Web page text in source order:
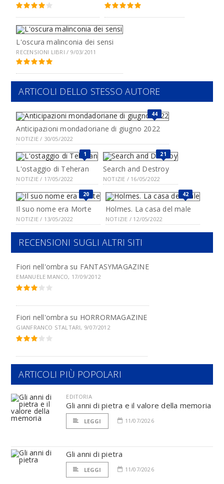
L'oscura malinconia dei sensi
RECENSIONI LIBRI / 9/03/2011
ARTICOLI DELLO STESSO AUTORE
44
Anticipazioni mondadoriane di giugno 2022
NOTIZIE / 30/05/2022
1
L'ostaggio di Teheran
NOTIZIE / 17/05/2022
21
Search and Destroy
NOTIZIE / 16/05/2022
20
Il suo nome era Morte
NOTIZIE / 13/05/2022
42
Holmes. La casa del male
NOTIZIE / 12/05/2022
RECENSIONI SUGLI ALTRI SITI
Fiori nell'ombra su FANTASYMAGAZINE
EMANUELE MANCO, 17/09/2012
Fiori nell'ombra su HORRORMAGAZINE
GIANFRANCO STALTARI, 9/07/2012
ARTICOLI PIÙ POPOLARI
EDITORIA
Gli anni di pietra e il valore della memoria
LEGGI 11/07/2026
Gli anni di pietra
LEGGI 11/07/2026